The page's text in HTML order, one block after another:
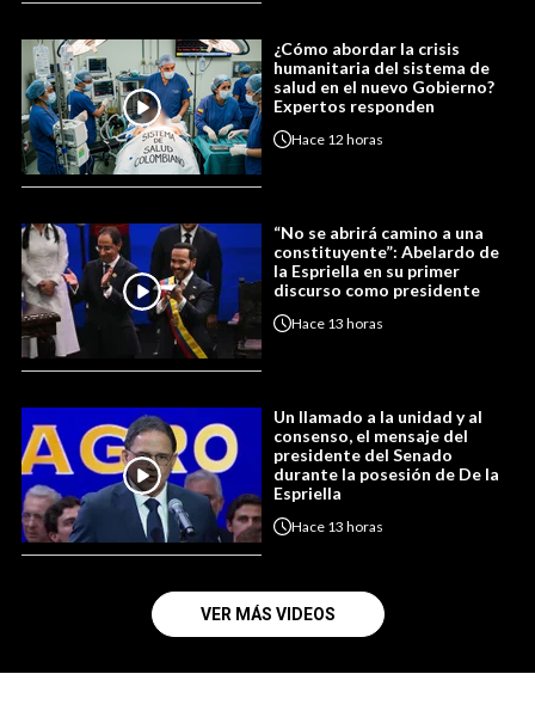
¿Cómo abordar la crisis
humanitaria del sistema de
salud en el nuevo Gobierno?
Expertos responden
Hace 12 horas
“No se abrirá camino a una
constituyente”: Abelardo de
la Espriella en su primer
discurso como presidente
Hace 13 horas
Un llamado a la unidad y al
consenso, el mensaje del
presidente del Senado
durante la posesión de De la
Espriella
Hace 13 horas
VER MÁS VIDEOS